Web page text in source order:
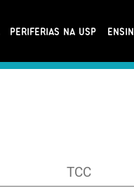
PERIFERIAS NA USP
TCC